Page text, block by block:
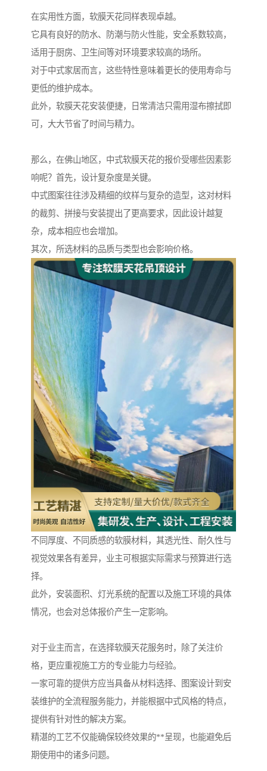
在实用性方面，软膜天花同样表现卓越。
它具有良好的防水、防潮与防火性能，安全系数较高，
适用于厨房、卫生间等对环境要求较高的场所。
对于中式家居而言，这些特性意味着更长的使用寿命与
更低的维护成本。
此外，软膜天花安装便捷，日常清洁只需用湿布擦拭即
可，大大节省了时间与精力。
那么，在佛山地区，中式软膜天花的报价受哪些因素影
响呢？首先，设计复杂度是关键。
中式图案往往涉及精细的纹样与复杂的造型，这对材料
的裁剪、拼接与安装提出了更高要求，因此设计越复
杂，成本相应也会增加。
其次，所选材料的品质与类型也会影响价格。
不同厚度、不同质感的软膜材料，其透光性、耐久性与
视觉效果各有差异，业主可根据实际需求与预算进行选
择。
此外，安装面积、灯光系统的配置以及施工环境的具体
情况，也会对总体报价产生一定影响。
对于业主而言，在选择软膜天花服务时，除了关注价
格，更应重视施工方的专业能力与经验。
一家可靠的提供方应当具备从材料选择、图案设计到安
装维护的全流程服务能力，并能根据中式风格的特点，
提供有针对性的解决方案。
精湛的工艺不仅能确保较终效果的**呈现，也能避免后
期使用中的诸多问题。